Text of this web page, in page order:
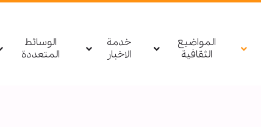
المواضيع
الثقافية
خدمة
الاخبار
الوسائط
المتعددة